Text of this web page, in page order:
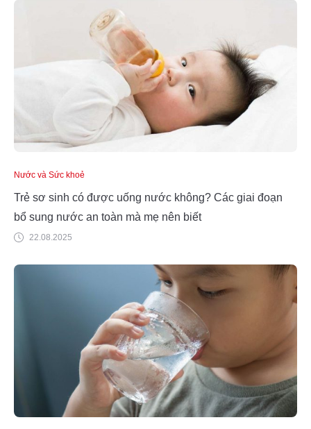
Nước và Sức khoẻ
Trẻ sơ sinh có được uống nước không? Các giai đoạn
bổ sung nước an toàn mà mẹ nên biết
22.08.2025